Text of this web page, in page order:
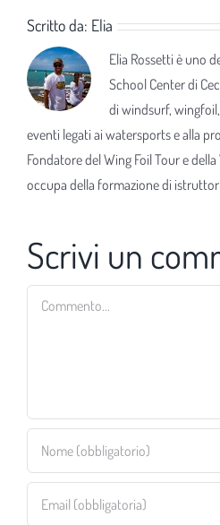
Scritto da: Elia
Elia Rossetti è uno
School Center di
di windsurf,
eventi legati ai watersports e alla
Fondatore del Wing Foil Tour e
occupa della formazione di
Scrivi un
Commento